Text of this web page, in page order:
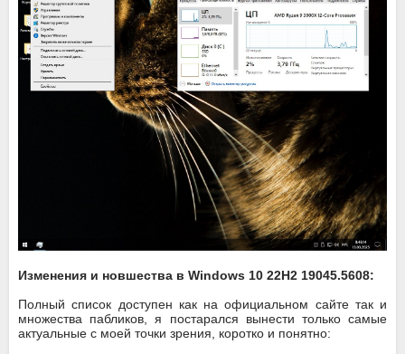
Изменения и новшества в Windows 10 22H2 19045.5608:
Полный список доступен как на официальном сайте так и
множества пабликов, я постарался вынести только самые
актуальные с моей точки зрения, коротко и понятно: